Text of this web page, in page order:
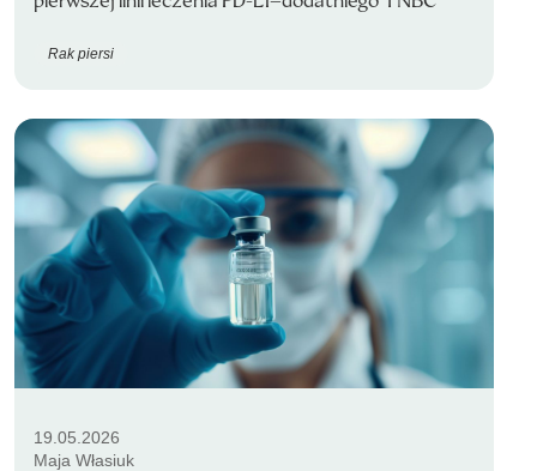
Rak piersi
19.05.2026
Maja Własiuk